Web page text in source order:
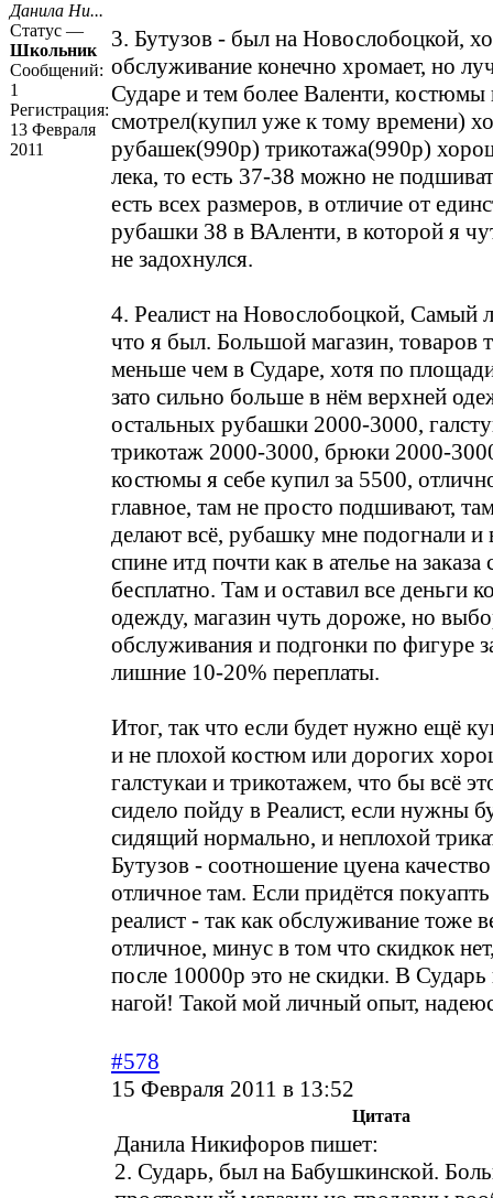
Данила Ни...
Статус —
Школьник
Сообщений:
1
Регистрация:
13 Февраля
2011
3. Бутузов - был на Новослобоцкой,
обслуживание конечно хромает, но
Сударе и тем более Валенти, костюмы
смотрел(купил уже к тому времени)
рубашек(990р) трикотажа(990р)
лека, то есть 37-38 можно не
есть всех размеров, в отличие от
рубашки 38 в ВАленти, в которой я
не задохнулся.
4. Реалист на Новослобоцкой, Самый
что я был. Большой магазин, товаров
меньше чем в Сударе, хотя по
зато сильно больше в нём верхней
остальных рубашки 2000-3000,
трикотаж 2000-3000, брюки 2000-
костюмы я себе купил за 5500,
главное, там не просто подшивают,
делают всё, рубашку мне подогнали и
спине итд почти как в ателье на заказа
бесплатно. Там и оставил все деньги
одежду, магазин чуть дороже, но
обслуживания и подгонки по фигуре
лишние 10-20% переплаты.
Итог, так что если будет нужно ещё
и не плохой костюм или дорогих
галстукаи и трикотажем, что бы всё
сидело пойду в Реалист, если нужны
сидящий нормально, и неплохой
Бутузов - соотношение цуена
отличное там. Если придётся
реалист - так как обслуживание тоже
отличное, минус в том что скидкок
после 10000р это не скидки. В
нагой! Такой мой личный опыт,
#578
15 Февраля 2011 в 13:52
Цитата
Данила Никифоров пишет:
2. Сударь, был на Бабушкинской.